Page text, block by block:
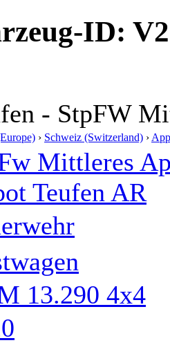
ID:
- StpFW
› Schweiz (Switzerland) ›
Mittleres
Teufen AR
13.290 4x4